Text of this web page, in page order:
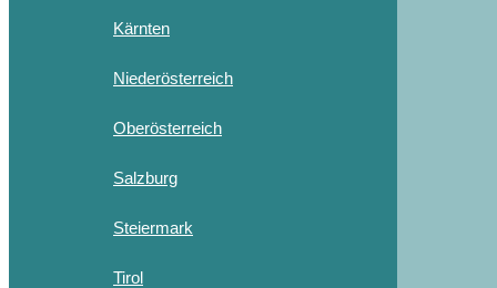
Kärnten
Niederösterreich
Oberösterreich
Salzburg
Steiermark
Tirol